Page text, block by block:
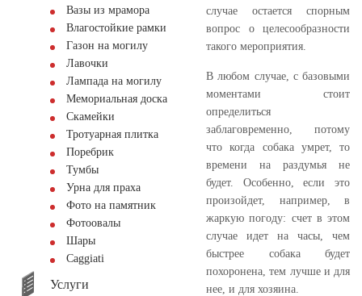
Вазы из мрамора
Влагостойкие рамки
Газон на могилу
Лавочки
Лампада на могилу
Мемориальная доска
Скамейки
Тротуарная плитка
Поребрик
Тумбы
Урна для праха
Фото на памятник
Фотоовалы
Шары
Сaggiati
Услуги
случае остается спорным
вопрос о целесообразности
такого мероприятия.
В любом случае, с базовыми
моментами стоит
определиться
заблаговременно, потому
что когда собака умрет, то
времени на раздумья не
будет. Особенно, если это
произойдет, например, в
жаркую погоду: счет в этом
случае идет на часы, чем
быстрее собака будет
похоронена, тем лучше и для
нее, и для хозяина.